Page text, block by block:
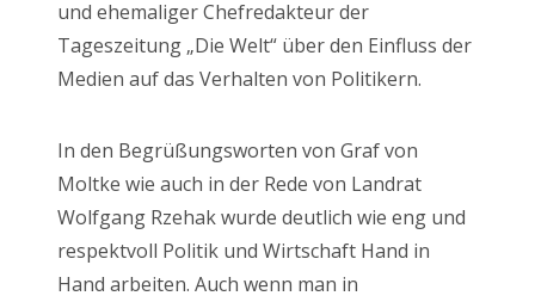
und ehemaliger Chefredakteur der
Tageszeitung „Die Welt“ über den Einfluss der
Medien auf das Verhalten von Politikern.
In den Begrüßungsworten von Graf von
Moltke wie auch in der Rede von Landrat
Wolfgang Rzehak wurde deutlich wie eng und
respektvoll Politik und Wirtschaft Hand in
Hand arbeiten. Auch wenn man in